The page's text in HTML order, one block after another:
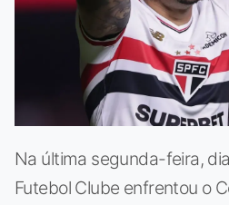
Na última segunda-feira,
Futebol Clube enfrentou o